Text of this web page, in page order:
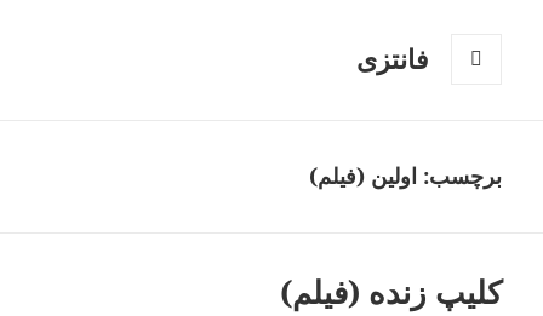
فانتزی
برچسب: اولین (فیلم)
کلیپ زنده (فیلم)